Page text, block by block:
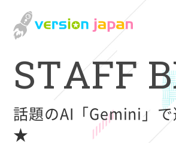
STAFF B
話題のAI「Gemini」で
★